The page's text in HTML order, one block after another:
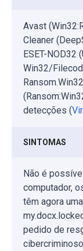
Avast
Cleaner
ESET-NOD32
Win32/
detecções (
SINTOMAS
Não é
computador,
têm agora
pedido de